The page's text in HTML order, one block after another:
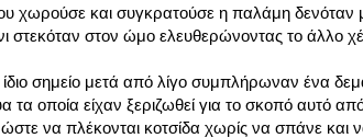
χωρούσε και συγκρατούσε η παλάμη δενόταν
στον ώμο ελευθερώνοντας το άλλο
σημείο μετά από λίγο συμπλήρωναν ένα
τα οποία είχαν ξεριζωθεί για το σκοπό αυτό
να πλέκονται κοτσίδα χωρίς να σπάνε και